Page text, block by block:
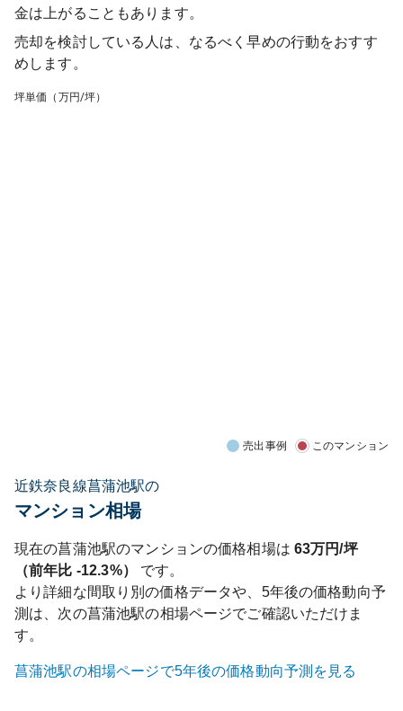
金は上がることもあります。
売却を検討している人は、なるべく早めの行動をおすす
めします。
坪単価（万円/坪）
売出事例 このマンション
近鉄奈良線菖蒲池駅の
マンション相場
現在の菖蒲池駅のマンションの価格相場は 63万円/坪
（前年比 -12.3%）
です。
より詳細な間取り別の価格データや、5年後の価格動向予
測は、次の菖蒲池駅の相場ページでご確認いただけま
す。
菖蒲池駅の相場ページで5年後の価格動向予測を見る